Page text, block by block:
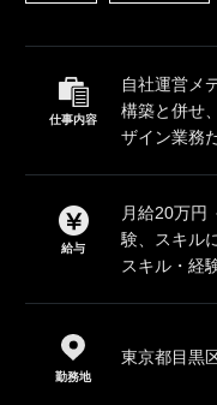
仕事内容
自社運営メ
構築と併せ
ザイン業務
給与
月給20万円
験、スキル
スキル・経
勤務地
東京都目黒